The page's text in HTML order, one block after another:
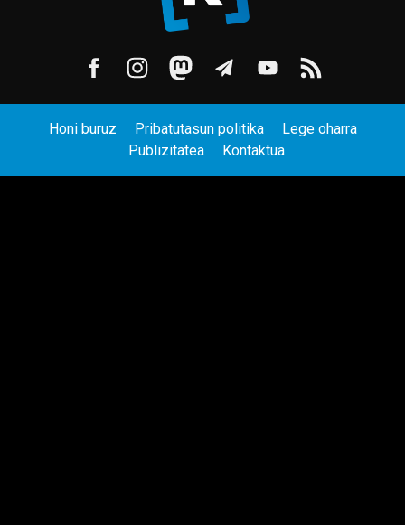
Honi buruz Pribatutasun politika
Lege oharra
Publizitatea
Kontaktua